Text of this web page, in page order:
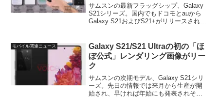
サムスンの最新フラッグシップ、Galaxy
S21シリーズ。国内でもドコモとauから
Galaxy S21およびS21+がリリースされる
提供とタイミングを合わせ...
モバイル関連ニュース
Galaxy S21/S21 Ultraの初の「ほ
ぼ公式」レンダリング画像がリー
ク
サムスンの次期モデル、Galaxy S21シリ
ーズ。先日の情報では来月から生産が開
始され、早ければ年始にも発表されそう